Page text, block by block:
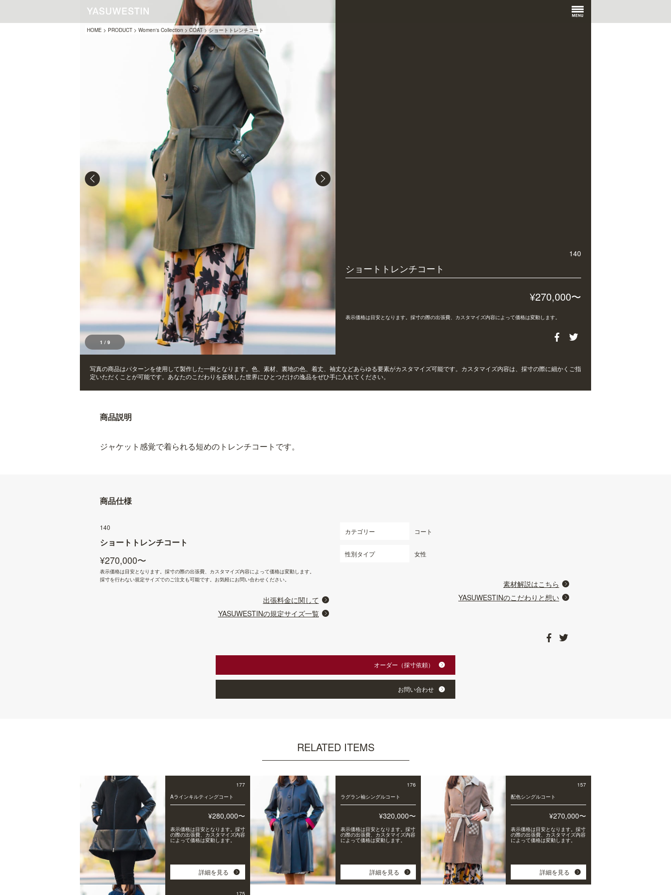
ショートトレンチコート
140
¥270,000〜
表示価格は目安となります。採寸の際の出張費、カスタマイズ内容によって価格は変動します。
1 / 9
HOME > PRODUCT > Women's Collection > COAT >ショートトレンチコート
写真の商品はパターンを使用して製作した一例となります。色、素材、裏地の色、着丈、袖丈などあらゆる要素がカスタマイズ可能です。カスタマイズ内容は、採寸の際に細かくご指
定いただくことが可能です。あなたのこだわりを反映した世界にひとつだけの逸品をぜひ手に入れてください。
商品説明
ジャケット感覚で着られる短めのトレンチコートです。
商品仕様
140
ショートトレンチコート
¥270,000〜
表示価格は目安となります。採寸の際の出張費、カスタマイズ内容によって価格は変動します。
採寸を行わない規定サイズでのご注文も可能です。お気軽にお問い合わせください。
出張料金に関して
YASUWESTINの規定サイズ一覧
カテゴリー コート
性別タイプ 女性
素材解説はこちら
YASUWESTINのこだわりと想い
オーダー（採寸依頼）
お問い合わせ
RELATED ITEMS
Aラインキルティングコート
177
¥280,000〜
表示価格は目安となります。採寸
の際の出張費、カスタマイズ内容
によって価格は変動します。
詳細を見る
ラグラン袖シングルコート
176
¥320,000〜
表示価格は目安となります。採寸
の際の出張費、カスタマイズ内容
によって価格は変動します。
詳細を見る
配色シングルコート
157
¥270,000〜
表示価格は目安となります。採寸
の際の出張費、カスタマイズ内容
によって価格は変動します。
詳細を見る